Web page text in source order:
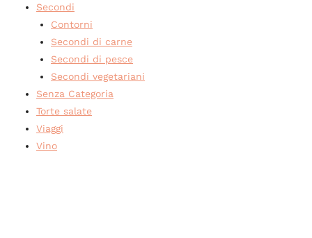
Secondi
Contorni
Secondi di carne
Secondi di pesce
Secondi vegetariani
Senza Categoria
Torte salate
Viaggi
Vino